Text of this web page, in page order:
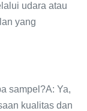
udara atau
yang
sampel?A: Ya,
kualitas dan